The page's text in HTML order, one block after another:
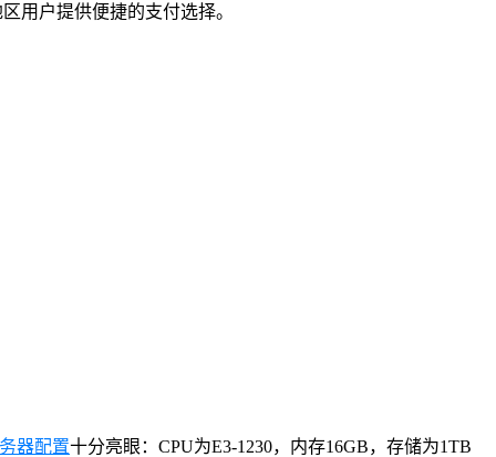
用户提供便捷的支付选择。
器配置十分亮眼：CPU为E3-1230，内存16GB，存储为1TB